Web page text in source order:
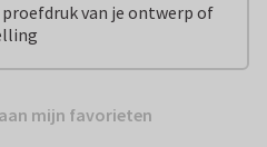
proefdruk van je ontwerp of
mijn favorieten